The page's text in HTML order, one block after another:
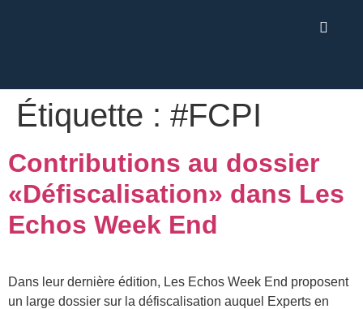
Étiquette : #FCPI
Contributions au dossier
«Défiscalisation» dans Les
Echos Week End
Dans leur dernière édition, Les Echos Week End proposent
un large dossier sur la défiscalisation auquel Experts en